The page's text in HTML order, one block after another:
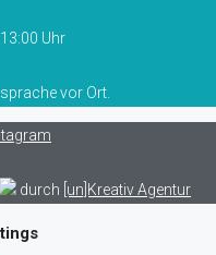
Uhr
vor Ort.
durch [un]Kreativ Agentur